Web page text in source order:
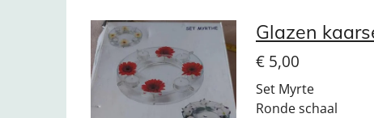
Glazen
€ 5,00
Set Myrte
Ronde schaal